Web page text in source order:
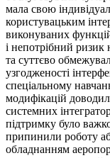
мала свою
користувацьким
виконуваних
і непотрібний ризик
та суттєво
узгодженості
спеціальному
модифікацій
системних
підтримку було
припинили роботу
обладнанням